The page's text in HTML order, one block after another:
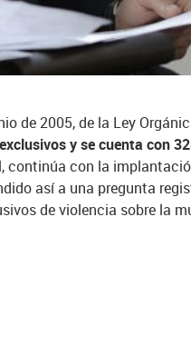
de 2005, de la Ley
y se cuenta con
continúa con la
así a una pregunta
de violencia sobre la